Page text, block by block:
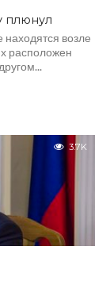
плюнул
находятся возле
расположен
3.7K